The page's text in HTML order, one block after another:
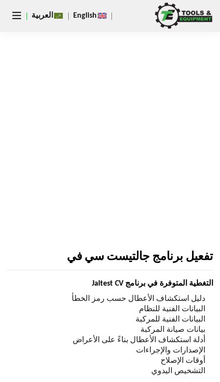
العربية English
تفعيل برنامج جالتيست سي في
التغطية المتوفرة في برنامج Jaltest CV
دليل استكشاف الأعطال حسب رمز الخطأ
البيانات الفنية للنظام
البيانات الفنية للمركبة
بيانات صيانة المركبة
أدلة استكشاف الأعطال بناءً على الأعراض
الإصدارات والإجراءات
أوقات الإصلاح
التشخيص اليدوي
يغلق